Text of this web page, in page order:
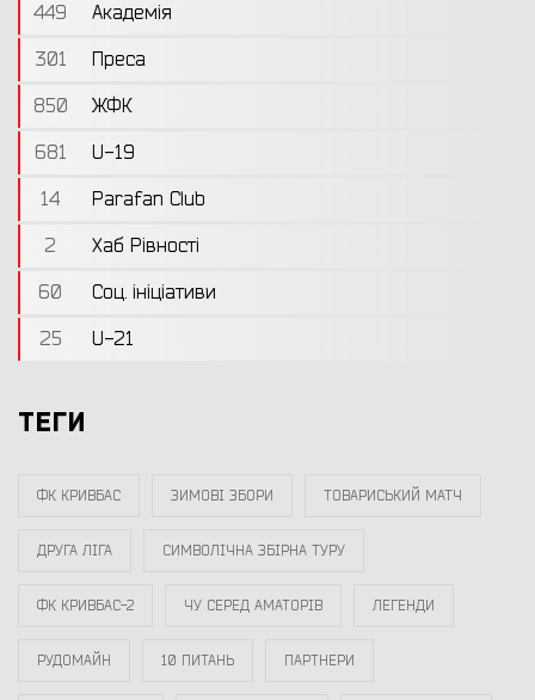
449
Академія
301
Преса
850
ЖФК
681
U-19
14
Parafan Club
2
Хаб Рівності
60
Соц. ініціативи
25
U-21
ТЕГИ
ФК КРИВБАС ЗИМОВІ ЗБОРИ ТОВАРИСЬКИЙ МАТЧ
ДРУГА ЛІГА СИМВОЛІЧНА ЗБІРНА ТУРУ
ФК КРИВБАС-2 ЧУ СЕРЕД АМАТОРІВ ЛЕГЕНДИ
РУДОМАЙН 10 ПИТАНЬ ПАРТНЕРИ